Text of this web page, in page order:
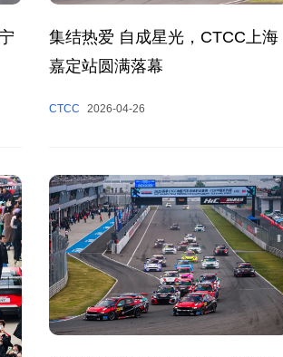
集结热爱 自成星光，CTCC上海
嘉定站圆满落幕
CTCC 2026-04-26